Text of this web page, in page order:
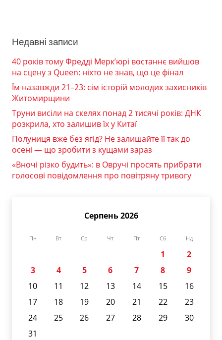
Недавні записи
40 років тому Фредді Мерк’юрі востаннє вийшов
на сцену з Queen: ніхто не знав, що це фінал
Їм назавжди 21–23: сім історій молодих захисників
Житомирщини
Труни висіли на скелях понад 2 тисячі років: ДНК
розкрила, хто залишив їх у Китаї
Полуниця вже без ягід? Не залишайте її так до
осені — що зробити з кущами зараз
«Вночі різко будить»: в Овручі просять прибрати
голосові повідомлення про повітряну тривогу
Серпень 2026
Пн Вт Ср Чт Пт Сб Нд
1
2
3
4 5 6 7 8
9
10
11 12 13 14 15
16
17
18 19 20 21 22
23
24
25 26 27 28 29
30
31